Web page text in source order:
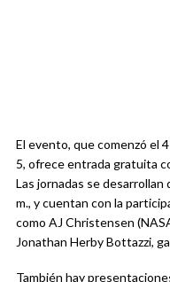
El evento, que comenzó el
5, ofrece entrada gratuita
Las jornadas se desarrollan
m., y cuentan con la
como AJ Christensen
Jonathan Herby Bottazzi,
También hay